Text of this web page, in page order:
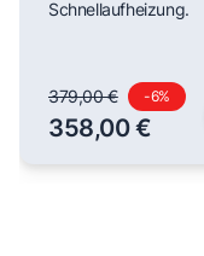
Schnellaufheizung.
379,00 € -6%
358,00 €